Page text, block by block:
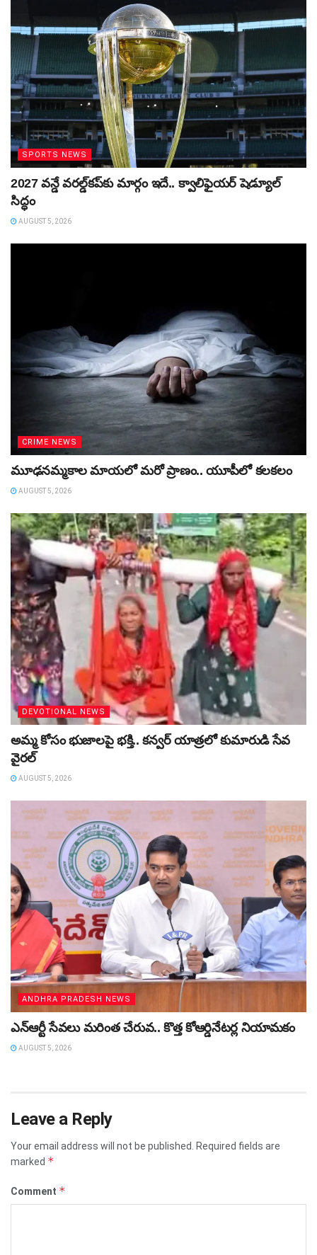
SPORTS NEWS
2027 వన్డే వరల్డ్‌కప్‌కు మార్గం ఇదే.. క్వాలిఫైయర్ షెడ్యూల్
సిద్ధం
AUGUST 5, 2026
CRIME NEWS
మూఢనమ్మకాల మాయలో మరో ప్రాణం.. యూపీలో కలకలం
AUGUST 5, 2026
DEVOTIONAL NEWS
అమ్మ కోసం భుజాలపై భక్తి.. కన్వర్‌ యాత్రలో కుమారుడి సేవ
వైరల్
AUGUST 5, 2026
ANDHRA PRADESH NEWS
ఎన్ఆర్టీ సేవలు మరింత చేరువ.. కొత్త కోఆర్డినేటర్ల నియామకం
AUGUST 5, 2026
Leave a Reply
Your email address will not be published.
Required fields are
marked *
Comment *